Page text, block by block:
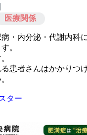
医療関係
・内分泌・代謝内科
。
患者さんはかかりつ
ター